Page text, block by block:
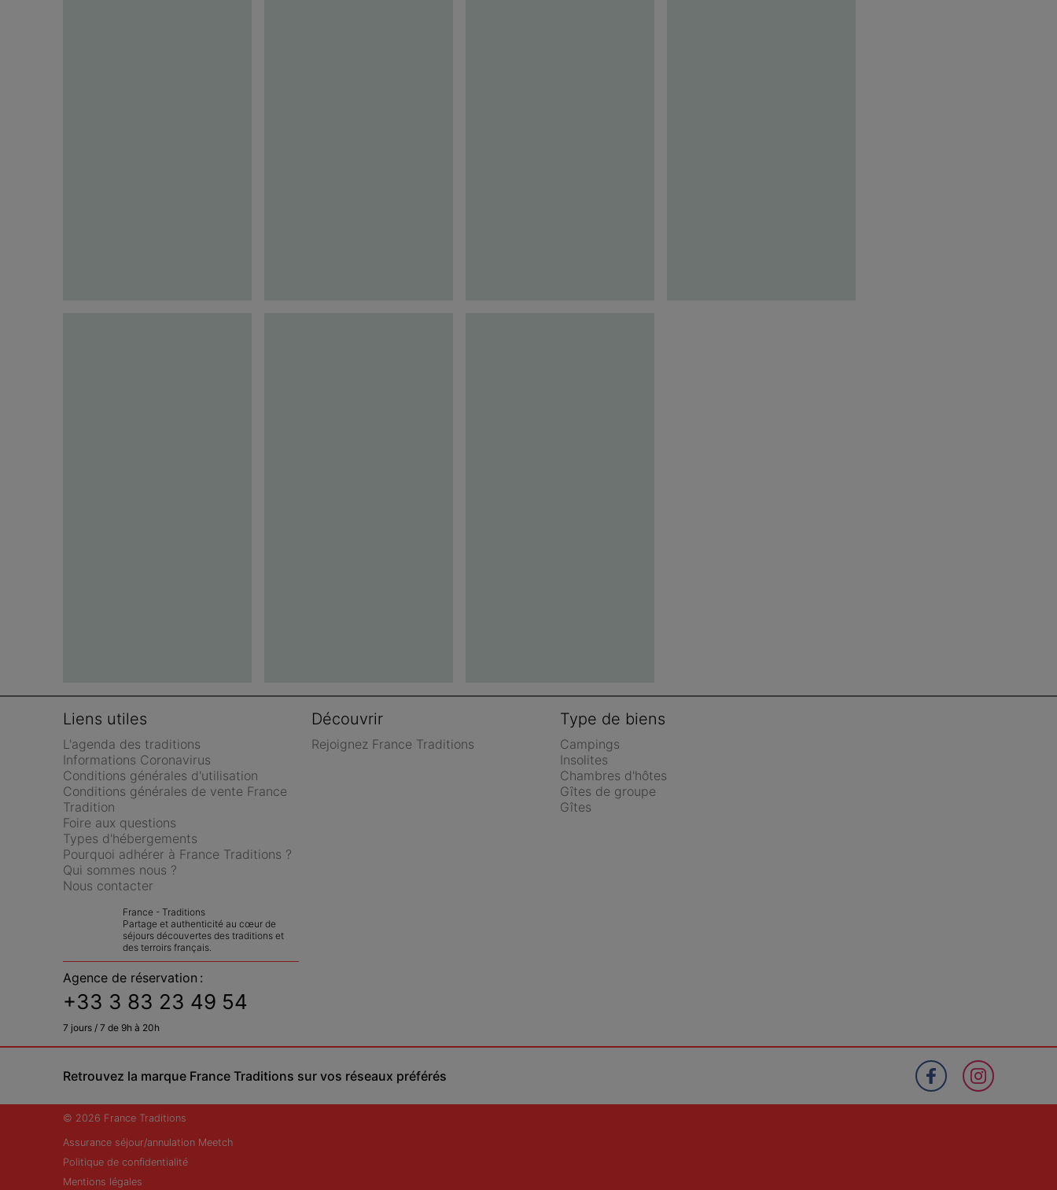
Liens utiles
L'agenda des traditions
Informations Coronavirus
Conditions générales d'utilisation
Conditions générales de vente France
Tradition
Foire aux questions
Types d'hébergements
Pourquoi adhérer à France Traditions ?
Qui sommes nous ?
Nous contacter
Découvrir
Rejoignez France Traditions
Type de biens
Campings
Insolites
Chambres d'hôtes
Gîtes de groupe
Gîtes
France - Traditions
Partage et authenticité au cœur de
séjours découvertes des traditions et
des terroirs français.
Agence de réservation :
+33 3 83 23 49 54
7 jours / 7 de 9h à 20h
Retrouvez la marque France Traditions sur vos réseaux préférés
© 2026 France Traditions
Assurance séjour/annulation Meetch
Politique de confidentialité
Mentions légales